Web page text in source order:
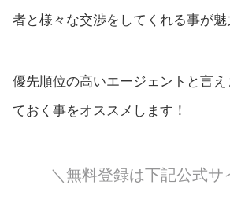
者と様々な交渉をしてくれる事が魅
優先順位の高いエージェントと言
ておく事をオススメします！
＼無料登録は下記公式サ